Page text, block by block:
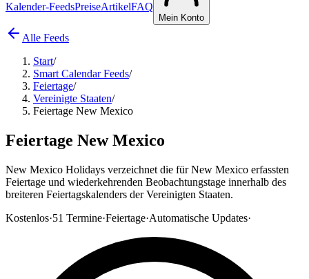
Kalender-FeedsPreiseArtikelFAQ
Mein Konto
Alle Feeds
Start/
Smart Calendar Feeds/
Feiertage/
Vereinigte Staaten/
Feiertage New Mexico
Feiertage New Mexico
New Mexico Holidays verzeichnet die für New Mexico erfassten
Feiertage und wiederkehrenden Beobachtungstage innerhalb des
breiteren Feiertagskalenders der Vereinigten Staaten.
Kostenlos·51 Termine·Feiertage·Automatische Updates·